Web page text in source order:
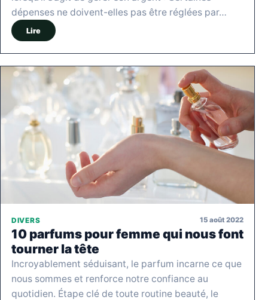
dépenses ne doivent-elles pas être réglées par…
Lire
DIVERS 15 août 2022
10 parfums pour femme qui nous font
tourner la tête
Incroyablement séduisant, le parfum incarne ce que
nous sommes et renforce notre confiance au
quotidien. Étape clé de toute routine beauté, le